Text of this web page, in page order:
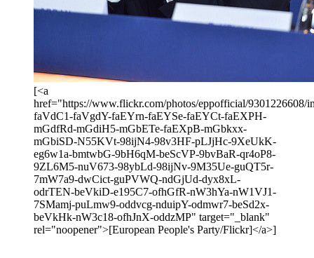
[<a
href="https://www.flickr.com/photos/eppofficial/9301226608/
faVdC1-faVgdY-faEYrn-faEYSe-faEYCt-faEXPH-
mGdfRd-mGdiH5-mGbETe-faEXpB-mGbkxx-
mGbiSD-N55KVt-98ijN4-98v3HF-pLJjHc-9XeUkK-
eg6w1a-bmtwbG-9bH6qM-beScVP-9bvBaR-qr4oP8-
9ZL6M5-nuV673-98ybLd-98ijNv-9M35Ue-guQT5r-
7mW7a9-dwCict-guPVWQ-ndGjUd-dyx8xL-
odrTEN-beVkiD-e195C7-ofhGfR-nW3hYa-nW1VJ1-
7SMamj-puLmw9-oddvcg-nduipY-odmwr7-beSd2x-
beVkHk-nW3c18-ofhJnX-oddzMP" target="_blank"
rel="noopener">[European People's Party/Flickr]</a>]